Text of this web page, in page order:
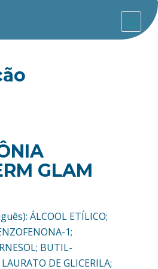
GLAM
ÁLCOOL ETÍLICO;
1;
BUTIL-
DE GLICERILA;